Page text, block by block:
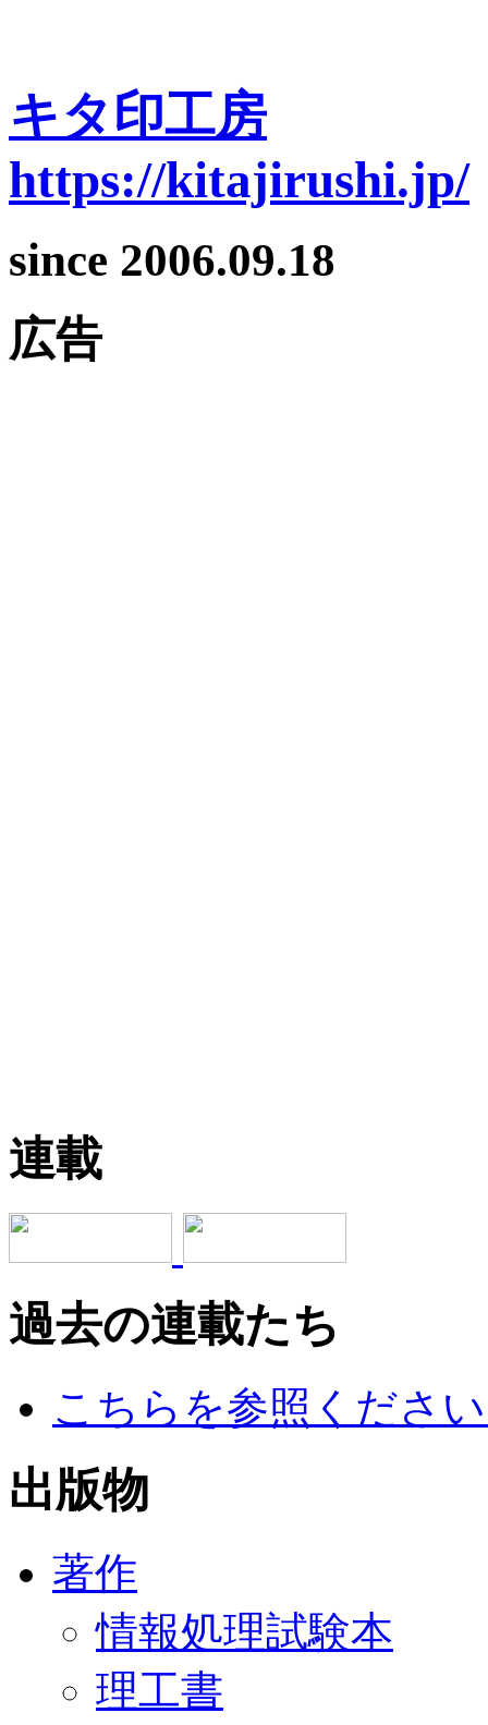
キタ印工房
https://kitajirushi.jp/
since 2006.09.18
広告
連載
過去の連載たち
こちらを参照くださ
出版物
著作
情報処理試験本
理工書